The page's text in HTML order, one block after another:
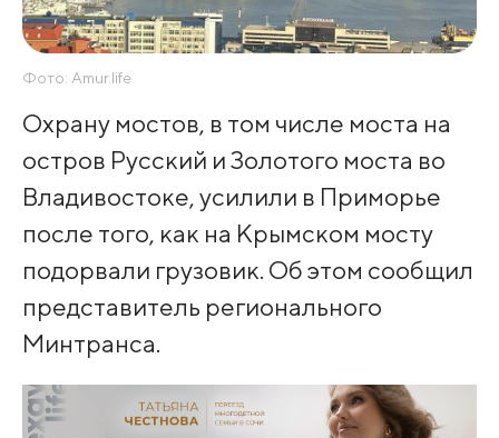
Фото: Amur.life
Охрану мостов, в том числе моста на
остров Русский и Золотого моста во
Владивостоке, усилили в Приморье
после того, как на Крымском мосту
подорвали грузовик. Об этом сообщил
представитель регионального
Минтранса.